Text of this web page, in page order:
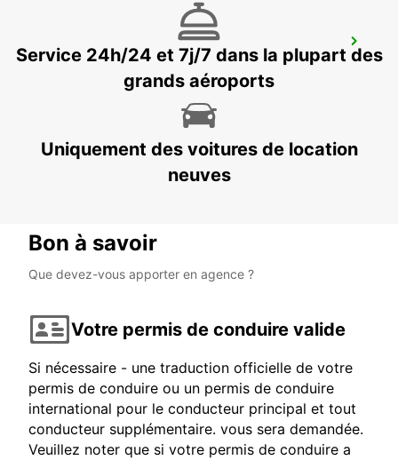
MELBOURNE MOORABBIN
MOORABBIN - AUSTRALIA
Service 24h/24 et 7j/7 dans la plupart des
grands aéroports
Uniquement des voitures de location
neuves
Bon à savoir
Que devez-vous apporter en agence ?
Votre permis de conduire valide
Si nécessaire - une traduction officielle de votre
permis de conduire ou un permis de conduire
international pour le conducteur principal et tout
conducteur supplémentaire. vous sera demandée.
Veuillez noter que si votre permis de conduire a